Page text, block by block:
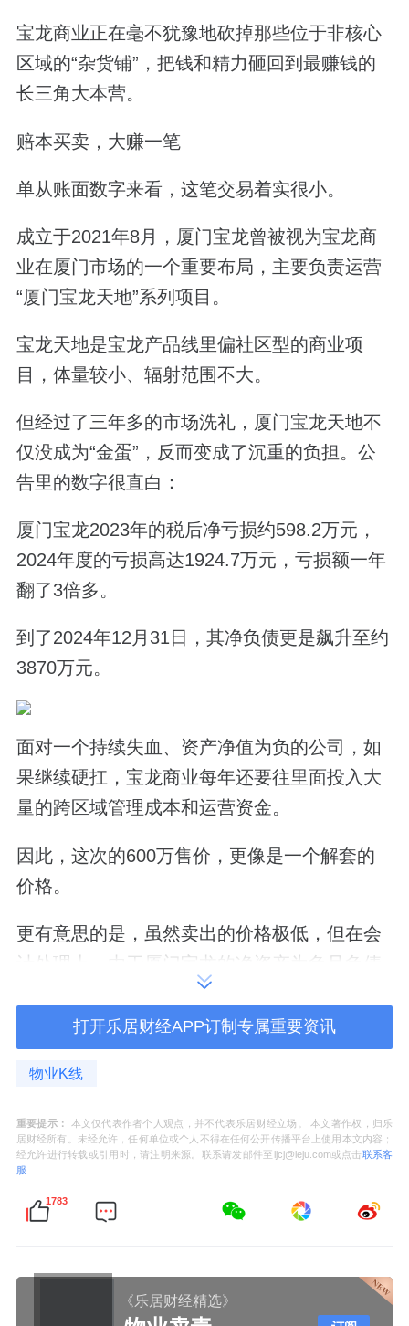
宝龙商业正在毫不犹豫地砍掉那些位于非核心
区域的“杂货铺”，把钱和精力砸回到最赚钱的
长三角大本营。
赔本买卖，大赚一笔
单从账面数字来看，这笔交易着实很小。
成立于2021年8月，厦门宝龙曾被视为宝龙商
业在厦门市场的一个重要布局，主要负责运营
“厦门宝龙天地”系列项目。
宝龙天地是宝龙产品线里偏社区型的商业项
目，体量较小、辐射范围不大。
但经过了三年多的市场洗礼，厦门宝龙天地不
仅没成为“金蛋”，反而变成了沉重的负担。公
告里的数字很直白：
厦门宝龙2023年的税后净亏损约598.2万元，
2024年度的亏损高达1924.7万元，亏损额一年
翻了3倍多。
到了2024年12月31日，其净负债更是飙升至约
3870万元。
面对一个持续失血、资产净值为负的公司，如
果继续硬扛，宝龙商业每年还要往里面投入大
量的跨区域管理成本和运营资金。
因此，这次的600万售价，更像是一个解套的
价格。
更有意思的是，虽然卖出的价格极低，但在会
计处理上，由于厦门宝龙的净资产为负且负债
累累，一旦这笔负债被移出表外，宝龙商业反
而能实现一笔“意外之财”。
据公告披露，出售事项完成后，厦门宝龙的业
益约4770万元。
这笔账不难算：就好比你手上有个破公司，不
仅不值钱，还欠了一屁股债。现在有人愿意接
千万的债务甩出去了。在你的账本上，这就算
是一笔“收益”。
打开乐居财经APP订制专属重要资讯
物业K线
重要提示：
本文仅代表作者个人观点，并不代表乐居财经立场。 本文著作权，归乐
居财经所有。未经允许，任何单位或个人不得在任何公开传播平台上使用本文内容；
经允许进行转载或引用时，请注明来源。联系请发邮件至ljcj@leju.com或点击联系客
服
1783
《乐居财经精选》